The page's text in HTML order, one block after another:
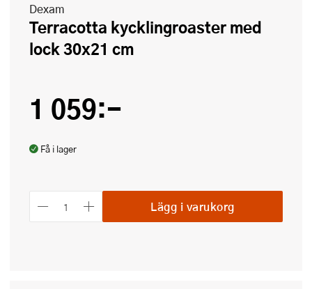
Dexam
Terracotta kycklingroaster med
lock 30x21 cm
1 059:-
Få i lager
Lägg i varukorg